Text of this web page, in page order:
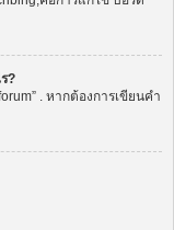
?
. หากต้องการเขียนคำ